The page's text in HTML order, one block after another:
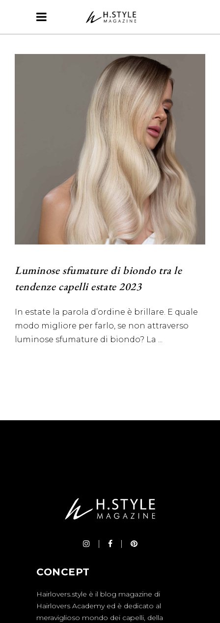
Luminose sfumature di biondo tra le
tendenze capelli estate 2023
In estate la parola d’ordine è brillare. E quale
modo migliore per farlo, se non attraverso
luminose sfumature di biondo? La
CONCEPT
Hairlovers.style è il blog magazine di
Hairlovers Academy ed è dedicato al
meraviglioso mondo dei capelli, della